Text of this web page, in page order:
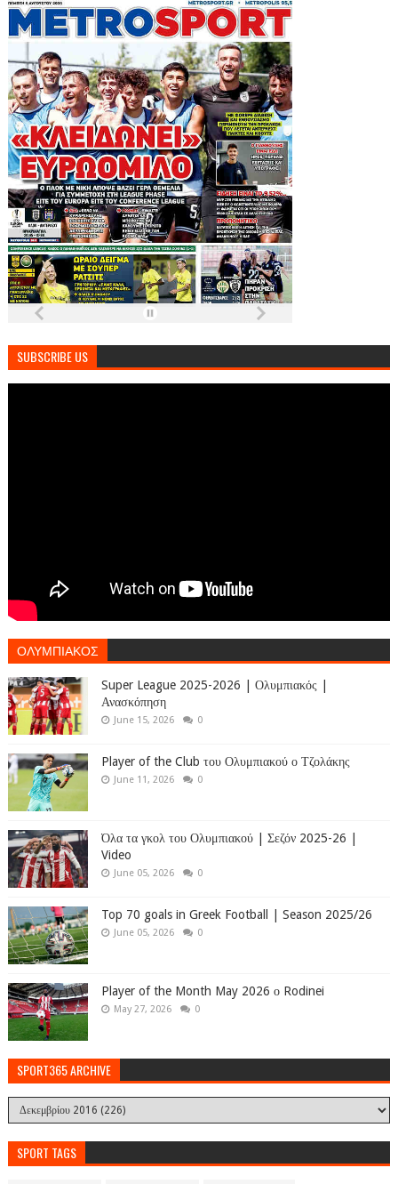
SUBSCRIBE US
ΟΛΥΜΠΙΑΚΟΣ
Super League 2025-2026 | Ολυμπιακός |
Ανασκόπηση
June 15, 2026 0
Player of the Club του Ολυμπιακού ο Τζολάκης
June 11, 2026 0
Όλα τα γκολ του Ολυμπιακού | Σεζόν 2025-26 |
Video
June 05, 2026 0
Top 70 goals in Greek Football | Season 2025/26
June 05, 2026 0
Player of the Month May 2026 ο Rodinei
May 27, 2026 0
SPORT365 ARCHIVE
SPORT TAGS